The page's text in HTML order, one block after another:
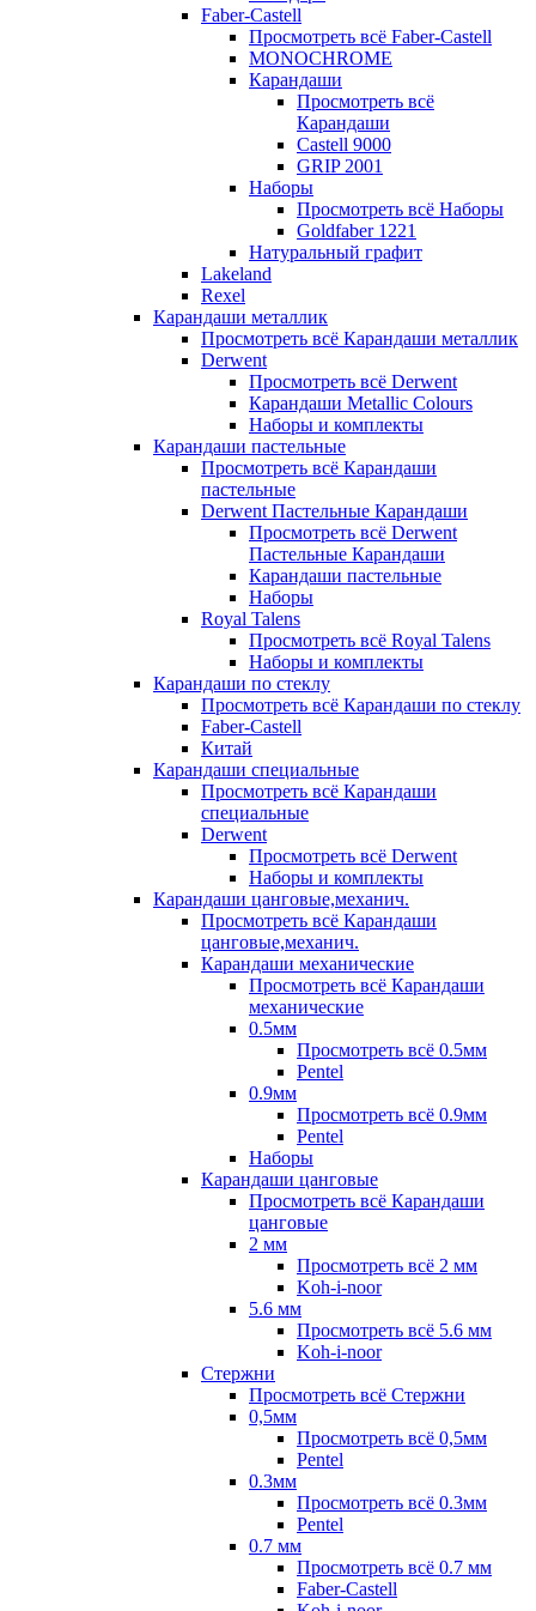
Faber-Castell
Просмотреть всё Faber-Castell
MONOCHROME
Карандаши
Просмотреть всё
Карандаши
Castell 9000
GRIP 2001
Наборы
Просмотреть всё Наборы
Goldfaber 1221
Натуральный графит
Lakeland
Rexel
Карандаши металлик
Просмотреть всё Карандаши металлик
Derwent
Просмотреть всё Derwent
Карандаши Metallic Colours
Наборы и комплекты
Карандаши пастельные
Просмотреть всё Карандаши
пастельные
Derwent Пастельные Карандаши
Просмотреть всё Derwent
Пастельные Карандаши
Карандаши пастельные
Наборы
Royal Talens
Просмотреть всё Royal Talens
Наборы и комплекты
Карандаши по стеклу
Просмотреть всё Карандаши по стеклу
Faber-Castell
Китай
Карандаши специальные
Просмотреть всё Карандаши
специальные
Derwent
Просмотреть всё Derwent
Наборы и комплекты
Карандаши цанговые,механич.
Просмотреть всё Карандаши
цанговые,механич.
Карандаши механические
Просмотреть всё Карандаши
механические
0.5мм
Просмотреть всё 0.5мм
Pentel
0.9мм
Просмотреть всё 0.9мм
Pentel
Наборы
Карандаши цанговые
Просмотреть всё Карандаши
цанговые
2 мм
Просмотреть всё 2 мм
Koh-i-noor
5.6 мм
Просмотреть всё 5.6 мм
Koh-i-noor
Стержни
Просмотреть всё Стержни
0,5мм
Просмотреть всё 0,5мм
Pentel
0.3мм
Просмотреть всё 0.3мм
Pentel
0.7 мм
Просмотреть всё 0.7 мм
Faber-Castell